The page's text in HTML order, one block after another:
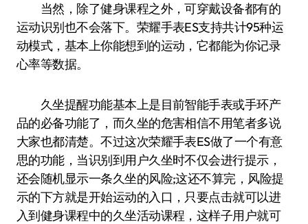
当然，除了健身课程之外，可穿戴设备都有的
运动识别也不会落下。荣耀手表ES支持共计95种运
动模式，基本上你能想到的运动，它都能为你记录
心率等数据。
久坐提醒功能基本上是目前智能手表或手环产
品的必备功能了，而久坐的危害相信不用笔者多说
大家也都清楚。不过这次荣耀手表ES做了一个有意
思的功能，当识别到用户久坐时不仅会进行提示，
还会随机显示一条久坐的风险;这还不算完，风险提
示的下方就是开始运动的入口，只要点击就可以进
入到健身课程中的久坐活动课程，这样子用户就可